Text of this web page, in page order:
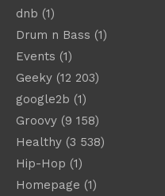
dnb (1)
Drum n Bass (1)
Events (1)
Geeky(12 203)
google2b (1)
Groovy(9 158)
Healthy(3 538)
Hip-Hop (1)
Homepage (1)